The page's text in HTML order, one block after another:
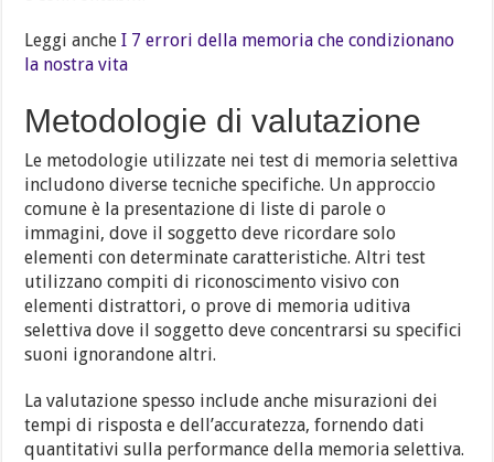
Leggi ancheI 7 errori della memoria che condizionano
la nostra vita
Metodologie di valutazione
Le metodologie utilizzate nei test di memoria selettiva
includono diverse tecniche specifiche. Un approccio
comune è la presentazione di liste di parole o
immagini, dove il soggetto deve ricordare solo
elementi con determinate caratteristiche. Altri test
utilizzano compiti di riconoscimento visivo con
elementi distrattori, o prove di memoria uditiva
selettiva dove il soggetto deve concentrarsi su specifici
suoni ignorandone altri.
La valutazione spesso include anche misurazioni dei
tempi di risposta e dell’accuratezza, fornendo dati
quantitativi sulla performance della memoria selettiva.